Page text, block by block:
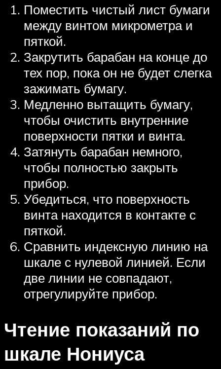
Поместить чистый лист бумаги
между винтом микрометра и
пяткой.
Закрутить барабан на конце до
тех пор, пока он не будет слегка
зажимать бумагу.
Медленно вытащить бумагу,
чтобы очистить внутренние
поверхности пятки и винта.
Затянуть барабан немного,
чтобы полностью закрыть
прибор.
Убедиться, что поверхность
винта находится в контакте с
пяткой.
Сравнить индексную линию на
шкале с нулевой линией. Если
две линии не совпадают,
отрегулируйте прибор.
Чтение показаний по
шкале Нониуса